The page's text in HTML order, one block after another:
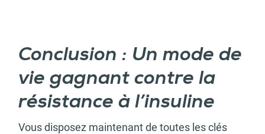
Conclusion : Un mode de
vie gagnant contre la
résistance à l’insuline
Vous disposez maintenant de toutes les clés